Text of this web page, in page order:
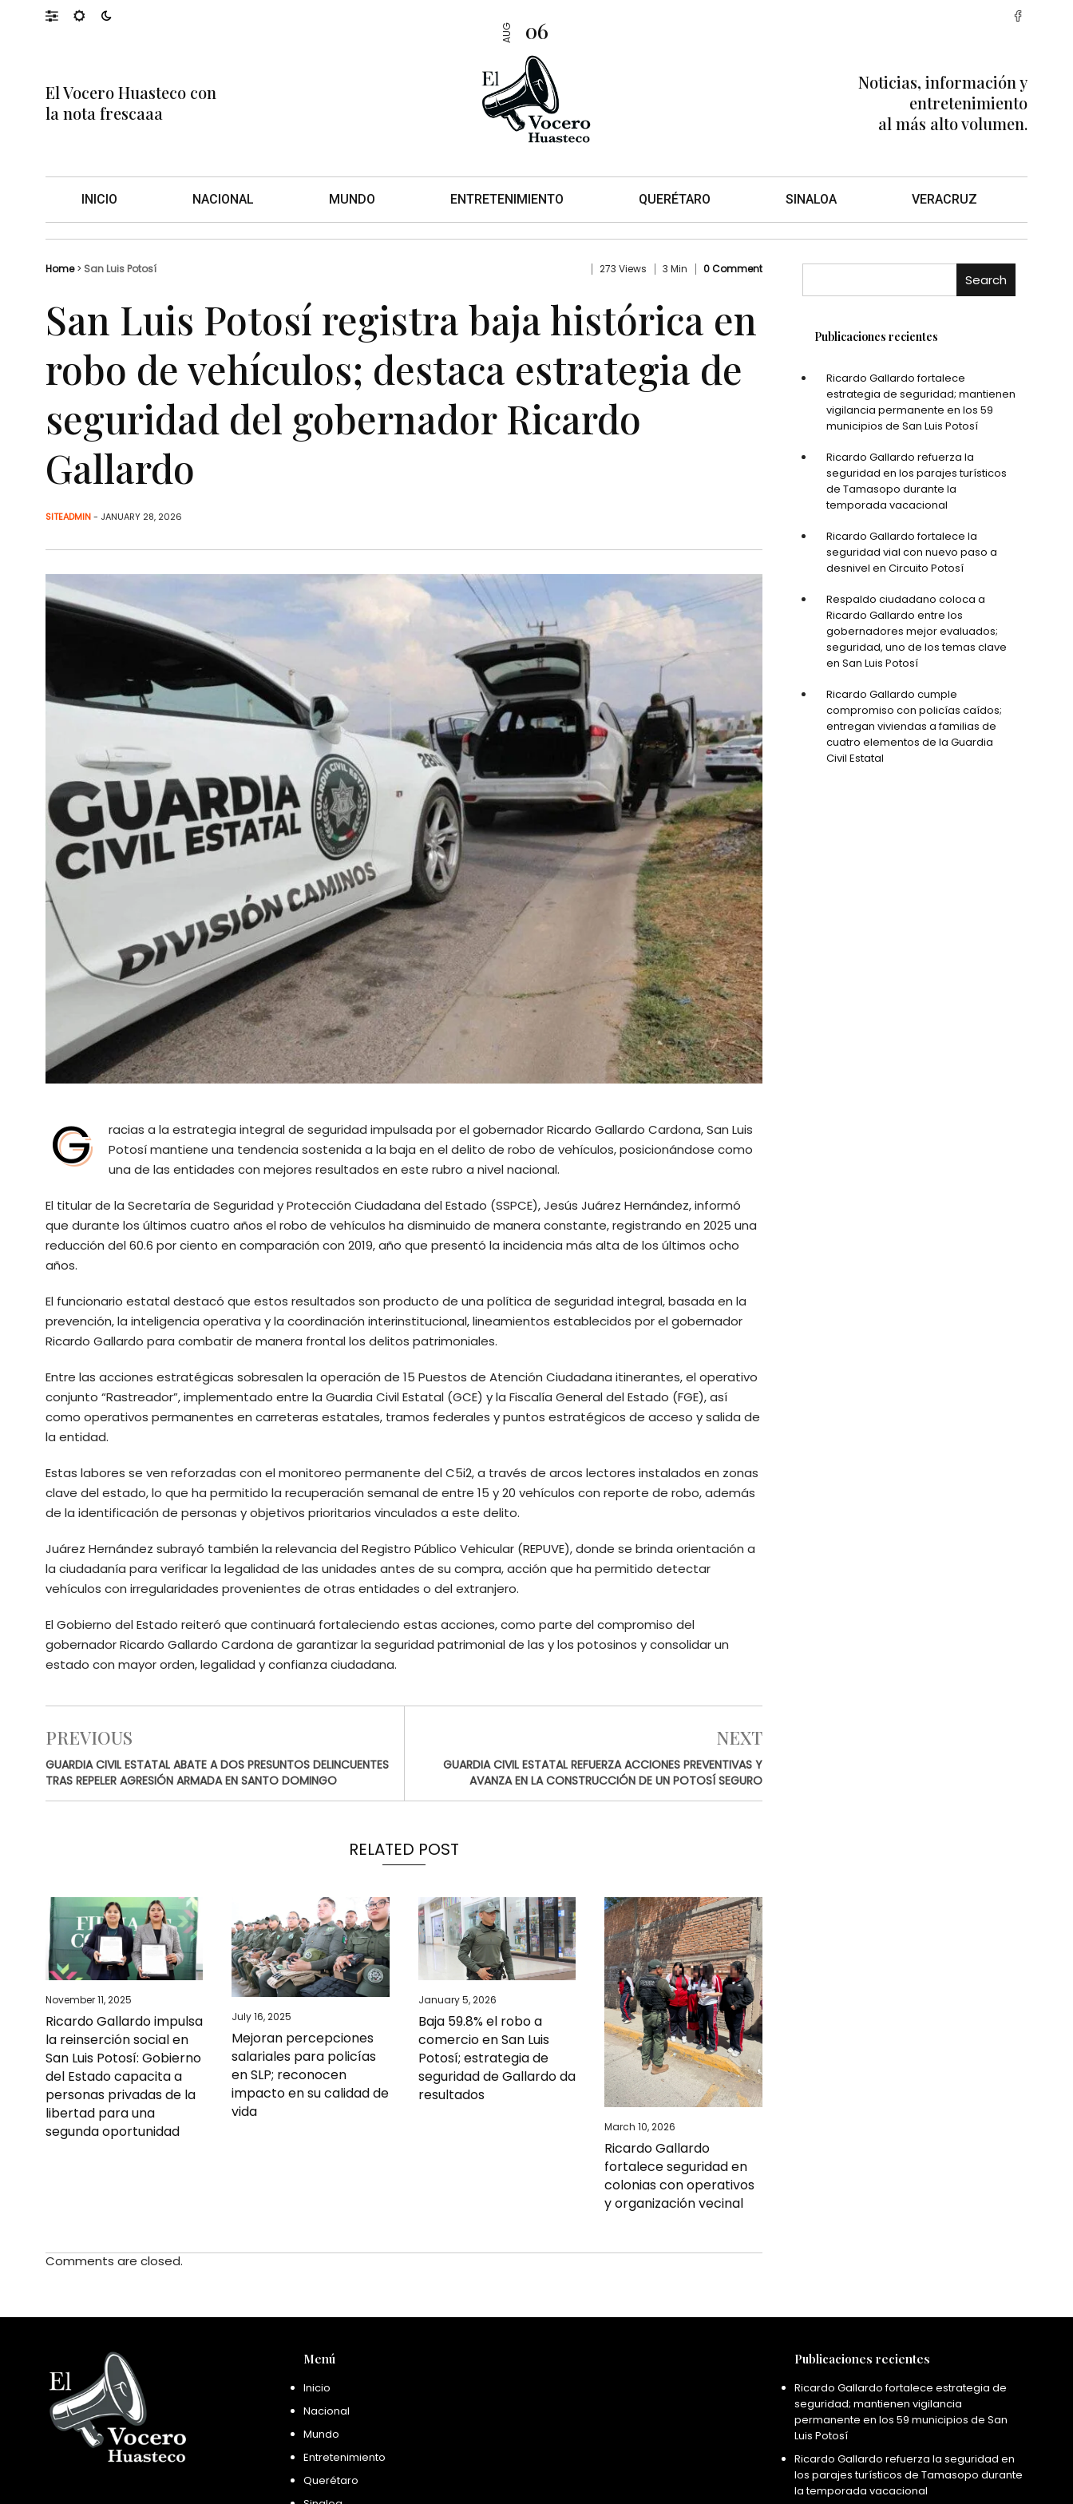
06
AUG
El Vocero Huasteco con
la nota frescaaa
Noticias, información y
entretenimiento
al más alto volumen.
INICIO NACIONAL MUNDO ENTRETENIMIENTO QUERÉTARO SINALOA VERACRUZ
Home> San Luis Potosí 273 Views 3 Min 0 Comment
San Luis Potosí registra baja histórica en
robo de vehículos; destaca estrategia de
seguridad del gobernador Ricardo
Gallardo
SITEADMIN- JANUARY 28, 2026
G
racias a la estrategia integral de seguridad impulsada por el gobernador Ricardo Gallardo Cardona, San Luis
Potosí mantiene una tendencia sostenida a la baja en el delito de robo de vehículos, posicionándose como
una de las entidades con mejores resultados en este rubro a nivel nacional.
El titular de la Secretaría de Seguridad y Protección Ciudadana del Estado (SSPCE), Jesús Juárez Hernández, informó
que durante los últimos cuatro años el robo de vehículos ha disminuido de manera constante, registrando en 2025 una
reducción del 60.6 por ciento en comparación con 2019, año que presentó la incidencia más alta de los últimos ocho
años.
El funcionario estatal destacó que estos resultados son producto de una política de seguridad integral, basada en la
prevención, la inteligencia operativa y la coordinación interinstitucional, lineamientos establecidos por el gobernador
Ricardo Gallardo para combatir de manera frontal los delitos patrimoniales.
Entre las acciones estratégicas sobresalen la operación de 15 Puestos de Atención Ciudadana itinerantes, el operativo
conjunto “Rastreador”, implementado entre la Guardia Civil Estatal (GCE) y la Fiscalía General del Estado (FGE), así
como operativos permanentes en carreteras estatales, tramos federales y puntos estratégicos de acceso y salida de
la entidad.
Estas labores se ven reforzadas con el monitoreo permanente del C5i2, a través de arcos lectores instalados en zonas
clave del estado, lo que ha permitido la recuperación semanal de entre 15 y 20 vehículos con reporte de robo, además
de la identificación de personas y objetivos prioritarios vinculados a este delito.
Juárez Hernández subrayó también la relevancia del Registro Público Vehicular (REPUVE), donde se brinda orientación a
la ciudadanía para verificar la legalidad de las unidades antes de su compra, acción que ha permitido detectar
vehículos con irregularidades provenientes de otras entidades o del extranjero.
El Gobierno del Estado reiteró que continuará fortaleciendo estas acciones, como parte del compromiso del
gobernador Ricardo Gallardo Cardona de garantizar la seguridad patrimonial de las y los potosinos y consolidar un
estado con mayor orden, legalidad y confianza ciudadana.
PREVIOUS
GUARDIA CIVIL ESTATAL ABATE A DOS PRESUNTOS DELINCUENTES
TRAS REPELER AGRESIÓN ARMADA EN SANTO DOMINGO
NEXT
GUARDIA CIVIL ESTATAL REFUERZA ACCIONES PREVENTIVAS Y
AVANZA EN LA CONSTRUCCIÓN DE UN POTOSÍ SEGURO
RELATED POST
November 11, 2025
Ricardo Gallardo impulsa
la reinserción social en
San Luis Potosí: Gobierno
del Estado capacita a
personas privadas de la
libertad para una
segunda oportunidad
July 16, 2025
Mejoran percepciones
salariales para policías
en SLP; reconocen
impacto en su calidad de
vida
January 5, 2026
Baja 59.8% el robo a
comercio en San Luis
Potosí; estrategia de
seguridad de Gallardo da
resultados
March 10, 2026
Ricardo Gallardo
fortalece seguridad en
colonias con operativos
y organización vecinal
Comments are closed.
Search
Publicaciones recientes
Ricardo Gallardo fortalece
estrategia de seguridad; mantienen
vigilancia permanente en los 59
municipios de San Luis Potosí
Ricardo Gallardo refuerza la
seguridad en los parajes turísticos
de Tamasopo durante la
temporada vacacional
Ricardo Gallardo fortalece la
seguridad vial con nuevo paso a
desnivel en Circuito Potosí
Respaldo ciudadano coloca a
Ricardo Gallardo entre los
gobernadores mejor evaluados;
seguridad, uno de los temas clave
en San Luis Potosí
Ricardo Gallardo cumple
compromiso con policías caídos;
entregan viviendas a familias de
cuatro elementos de la Guardia
Civil Estatal
Menú
Inicio
Nacional
Mundo
Entretenimiento
Querétaro
Publicaciones recientes
Ricardo Gallardo fortalece estrategia de
seguridad; mantienen vigilancia
permanente en los 59 municipios de San
Luis Potosí
Ricardo Gallardo refuerza la seguridad en
los parajes turísticos de Tamasopo durante
la temporada vacacional